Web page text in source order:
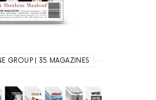
GROUP | 35 MAGAZINES